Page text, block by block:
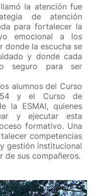
la atención fue
de atención
para fortalecer la
emocional a los
donde la escucha se
y donde cada
seguro para ser
alumnos del Curso
54 y el Curso de
la ESMAI, quienes
y ejecutar esta
formativo. Una
competencias
gestión institucional
de sus compañeros.